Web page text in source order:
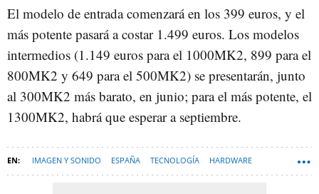
El modelo de entrada comenzará en los 399 euros, y el
más potente pasará a costar 1.499 euros. Los modelos
intermedios (1.149 euros para el 1000MK2, 899 para el
800MK2 y 649 para el 500MK2) se presentarán, junto
al 300MK2 más barato, en junio; para el más potente, el
1300MK2, habrá que esperar a septiembre.
IMAGEN Y SONIDO ESPAÑA TECNOLOGÍA HARDWARE